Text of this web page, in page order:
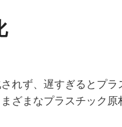
れず、遅すぎるとプ
ざまなプラスチック原